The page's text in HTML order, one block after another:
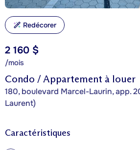
Condo / Appartement à louer
180, boulevard Marcel-Laurin, app.
Laurent)
2 160 $
/mois
Redécorer
Caractéristiques